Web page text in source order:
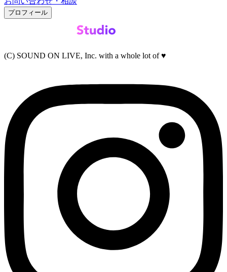
プロフィール
(C) SOUND ON LIVE, Inc. with a whole lot of ♥